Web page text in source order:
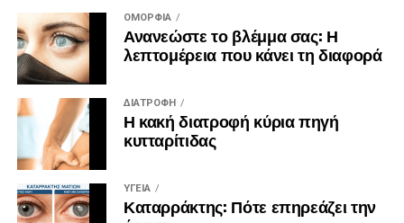
ΟΜΟΡΦΙΆ
Ανανεώστε το βλέμμα σας: Η
λεπτομέρεια που κάνει τη διαφορά
ΔΙΑΤΡΟΦΉ
Η κακή διατροφή κύρια πηγή
κυτταρίτιδας
ΥΓΕΊΑ
Καταρράκτης: Πότε επηρεάζει την